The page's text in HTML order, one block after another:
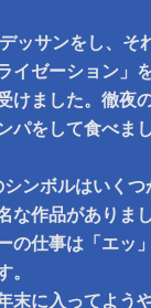
ッサンをし、そ
イゼーション」
けました。徹夜
パをして食べま
ンボルはいく
な作品がありま
の仕事は「エッ
。
末に入ってよう